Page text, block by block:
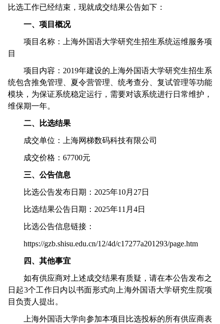
比选工作已经结束，现就成交结果公告如下：
一、 项目概况
项目名称：
上海外国语大学研究生招生系统运维服务项
目
项目内容： 2019年建设的上海外国语大学研究生招生系
统包含推免管理、夏令营管理、统考查分、复试管理等功能
模块 ，为保证系统稳定运行，需要对该系统进行日常维护，
维保期一年。
二、比选结果
成交单位： 上海网梯数码科技有限公司
成交价格： 67700元
三、公告信息
比选公告发布日期： 2025年10月 27日
比选结果公告日期： 2025年11 月 4日
比选公告信息链接：
https://gzb.shisu.edu.cn/12/4d/c17277a201293/page.htm
四、其他事宜
如有供应商对上述成交结果有质疑，请在本公告发布之
日起3个工作日内以书面形式向上海外国语大学研究生院项
目负责人提出。
上海外国语大学向参加本项目比选投标的所有供应商表